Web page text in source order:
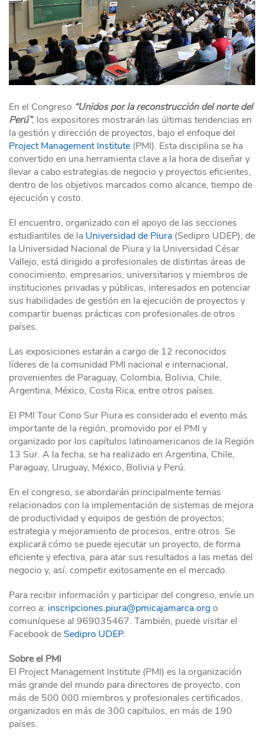
En el Congreso “Unidos por la reconstrucción del norte del
Perú”, los expositores mostrarán las últimas tendencias en
la gestión y dirección de proyectos, bajo el enfoque del
Project Management Institute (PMI). Esta disciplina se ha
convertido en una herramienta clave a la hora de diseñar y
llevar a cabo estrategias de negocio y proyectos eficientes,
dentro de los objetivos marcados como alcance, tiempo de
ejecución y costo.
El encuentro, organizado con el apoyo de las secciones
estudiantiles de la Universidad de Piura (Sedipro UDEP), de
la Universidad Nacional de Piura y la Universidad César
Vallejo, está dirigido a profesionales de distintas áreas de
conocimiento, empresarios, universitarios y miembros de
instituciones privadas y públicas, interesados en potenciar
sus habilidades de gestión en la ejecución de proyectos y
compartir buenas prácticas con profesionales de otros
países.
Las exposiciones estarán a cargo de 12 reconocidos
líderes de la comunidad PMI nacional e internacional,
provenientes de Paraguay, Colombia, Bolivia, Chile,
Argentina, México, Costa Rica, entre otros países.
El PMI Tour Cono Sur Piura es considerado el evento más
importante de la región, promovido por el PMI y
organizado por los capítulos latinoamericanos de la Región
13 Sur. A la fecha, se ha realizado en Argentina, Chile,
Paraguay, Uruguay, México, Bolivia y Perú.
En el congreso, se abordarán principalmente temas
relacionados con la implementación de sistemas de mejora
de productividad y equipos de gestión de proyectos;
estrategia y mejoramiento de procesos, entre otros. Se
explicará cómo se puede ejecutar un proyecto, de forma
eficiente y efectiva, para atar sus resultados a las metas del
negocio y, así, competir exitosamente en el mercado.
Para recibir información y participar del congreso, envíe un
correo a: inscripciones.piura@pmicajamarca.orgo
comuníquese al 969035467. También, puede visitar el
Facebook de Sedipro UDEP.
Sobre el PMI
El Project Management Institute (PMI) es la organización
más grande del mundo para directores de proyecto, con
más de 500 000 miembros y profesionales certificados,
organizados en más de 300 capítulos, en más de 190
países.